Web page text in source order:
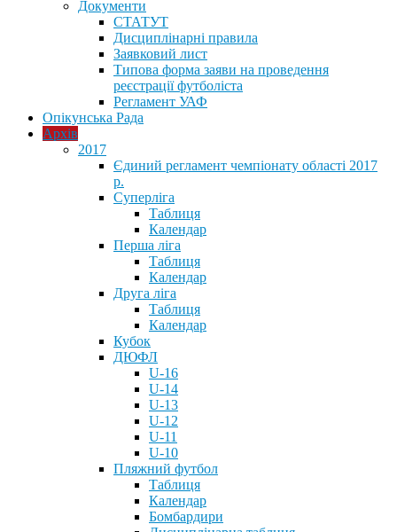
Документи
СТАТУТ
Дисциплінарні правила
Заявковий лист
Типова форма заяви на проведення
реєстрації футболіста
Регламент УАФ
Опікунська Рада
Архів
2017
Єдиний регламент чемпіонату області 2017
р.
Суперліга
Таблиця
Календар
Перша ліга
Таблиця
Календар
Друга ліга
Таблиця
Календар
Кубок
ДЮФЛ
U-16
U-14
U-13
U-12
U-11
U-10
Пляжний футбол
Таблиця
Календар
Бомбардири